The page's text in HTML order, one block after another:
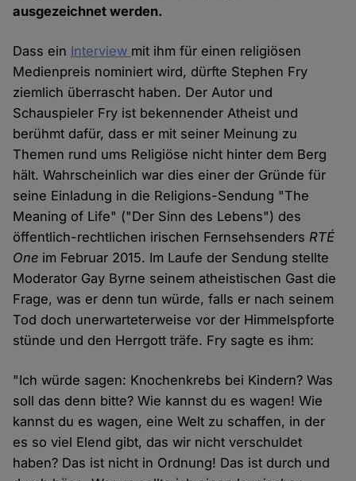
ausgezeichnet werden.
Dass ein Interview mit ihm für einen religiösen
Medienpreis nominiert wird, dürfte Stephen Fry
ziemlich überrascht haben. Der Autor und
Schauspieler Fry ist bekennender Atheist und
berühmt dafür, dass er mit seiner Meinung zu
Themen rund ums Religiöse nicht hinter dem Berg
hält. Wahrscheinlich war dies einer der Gründe für
seine Einladung in die Religions-Sendung "The
Meaning of Life" ("Der Sinn des Lebens") des
öffentlich-rechtlichen irischen FernsehsendersRTÉ
One im Februar 2015. Im Laufe der Sendung stellte
Moderator Gay Byrne seinem atheistischen Gast die
Frage, was er denn tun würde, falls er nach seinem
Tod doch unerwarteterweise vor der Himmelspforte
stünde und den Herrgott träfe. Fry sagte es ihm:
"Ich würde sagen: Knochenkrebs bei Kindern? Was
soll das denn bitte? Wie kannst du es wagen! Wie
kannst du es wagen, eine Welt zu schaffen, in der
es so viel Elend gibt, das wir nicht verschuldet
haben? Das ist nicht in Ordnung! Das ist durch und